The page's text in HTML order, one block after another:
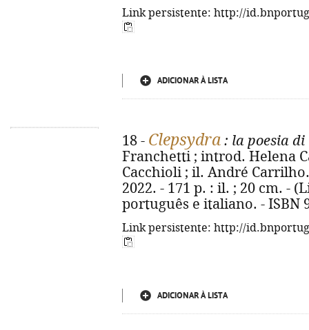
Link persistente: http://
ADICIONAR À LISTA
18 - Clepsydra : la poesia di
Franchetti ; introd. Helena
Cacchioli ; il. André
2022. - 171 p. : il. ; 20 cm. -
português e italiano. - ISBN
Link persistente: http://
ADICIONAR À LISTA